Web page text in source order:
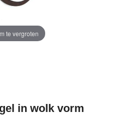
te vergroten
in wolk vorm